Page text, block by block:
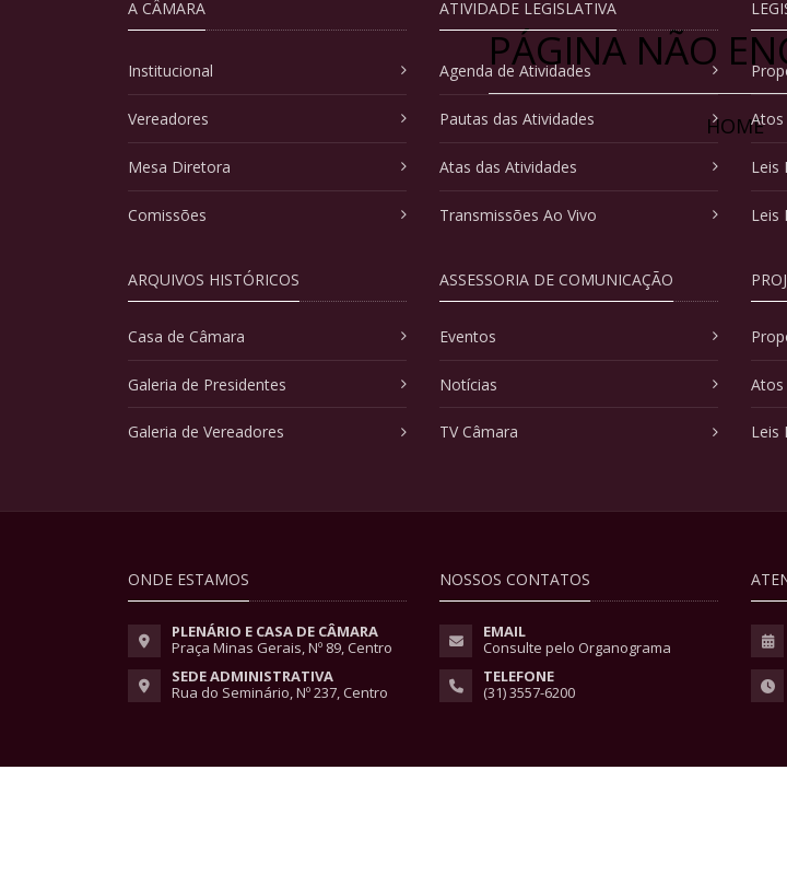
PÁGINA NÃO
HOME
A CÂMARA
Institucional
Vereadores
Mesa Diretora
Comissões
ARQUIVOS HISTÓRICOS
Casa de Câmara
Galeria de Presidentes
Galeria de Vereadores
ATIVIDADE LEGISLATIVA
Agenda de Atividades
Pautas das Atividades
Atas das Atividades
Transmissões Ao Vivo
ASSESSORIA DE COMUNICAÇÃO
Eventos
Notícias
TV Câmara
Leis
Leis
Leis
ONDE ESTAMOS
PLENÁRIO E CASA DE CÂMARA
Praça Minas Gerais, Nº 89, Centro
SEDE ADMINISTRATIVA
Rua do Seminário, Nº 237, Centro
NOSSOS CONTATOS
EMAIL
Consulte pelo Organograma
TELEFONE
(31) 3557-6200